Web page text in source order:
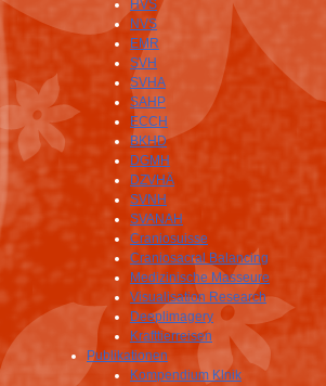
HVS
NVS
EMR
SVH
SVHA
SAHP
ECCH
BKHD
DGMH
DZVHÄ
SVNH
SVANAH
Craniosuisse
Craniosacral Balancing
Medizinische Masseure
Visualisation Research
Deeplimagery
Krafttierreisen
Publikationen
Kompendium Klnik